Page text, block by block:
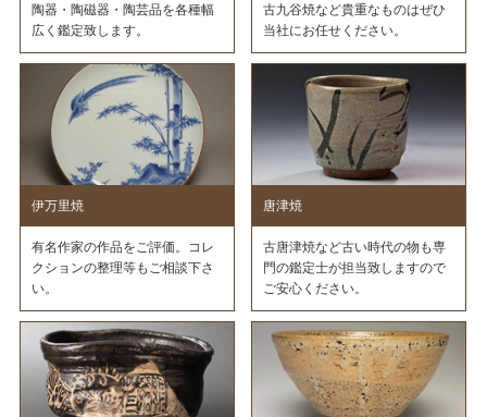
陶器・陶磁器・陶芸品を各種幅
広く鑑定致します。
古九谷焼など貴重なものはぜひ
当社にお任せください。
伊万里焼
有名作家の作品をご評価。コレ
クションの整理等もご相談下さ
い。
唐津焼
古唐津焼など古い時代の物も専
門の鑑定士が担当致しますので
ご安心ください。